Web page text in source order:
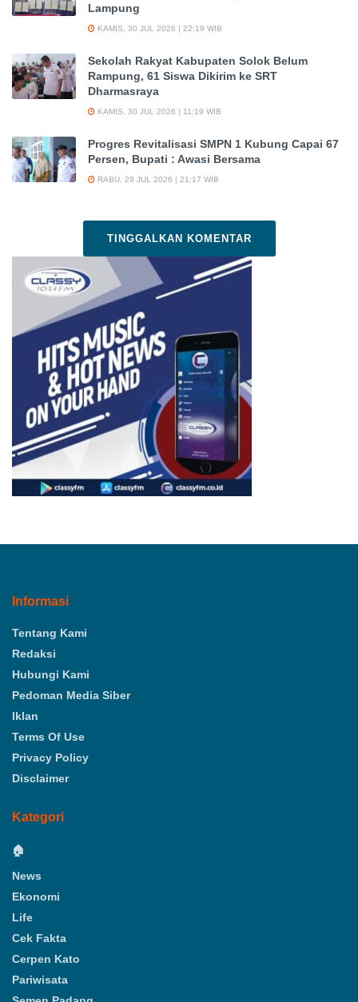
Lampung
KAMIS, 30 JUL 2026 | 22:19 WIB
Sekolah Rakyat Kabupaten Solok Belum
Rampung, 61 Siswa Dikirim ke SRT
Dharmasraya
KAMIS, 30 JUL 2026 | 11:19 WIB
Progres Revitalisasi SMPN 1 Kubung Capai 67
Persen, Bupati : Awasi Bersama
RABU, 29 JUL 2026 | 21:17 WIB
TINGGALKAN KOMENTAR
Informasi
Tentang Kami
Redaksi
Hubungi Kami
Pedoman Media Siber
Iklan
Terms Of Use
Privacy Policy
Disclaimer
Kategori
🏠
News
Ekonomi
Life
Cek Fakta
Cerpen Kato
Pariwisata